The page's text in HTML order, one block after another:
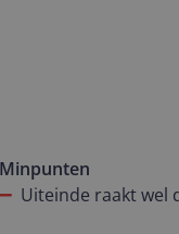
Minpunten
Uiteinde raakt wel